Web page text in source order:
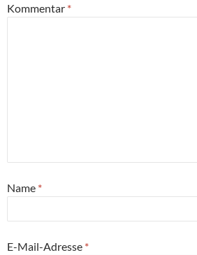
Kommentar *
Name *
E-Mail-Adresse *